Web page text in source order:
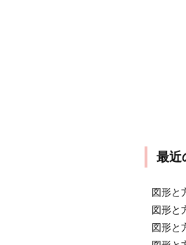
最近
図形と
図形と
図形と